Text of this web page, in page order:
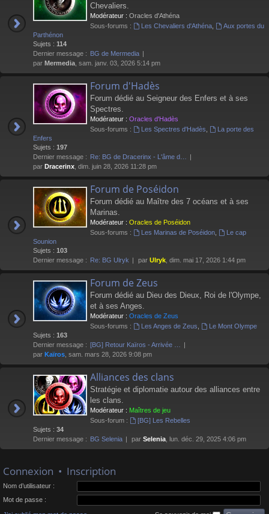
Chevaliers.
Modérateur : Oracles d'Athéna
Sous-forums :
Les Chevaliers d'Athéna,
Aux portes du
Parthénon
Sujets : 114
Dernier message : BG de Mermedia
par Mermedia , sam. janv. 03, 2026 5:14 pm
Forum d'Hadès
Forum dédié au Seigneur des Enfers et à ses
Spectres.
Modérateur : Oracles d'Hadès
Sous-forums :
Les Spectres d'Hadès
La porte des
Enfers
Sujets : 197
Dernier message : Re: BG de Dracerinx - L'âme d…
par Dracerinx , dim. juin 28, 2026 11:28 pm
Forum de Poséidon
Forum dédié au Maître des 7 océans et à ses
Marinas.
Modérateur : Oracles de Poséidon
Sous-forums :
Les Marinas de Poséidon,
Le cap
Sounion
Sujets : 103
Dernier message : Re: BG Ulryk par Ulryk , dim. mai 17, 2026 1:44 pm
Forum de Zeus
Forum dédié au Dieu des Dieux, Roi de l'Olympe,
et à ses Anges.
Modérateur : Oracles de Zeus
Sous-forums :
Les Anges de Zeus
Le Mont Olympe
Sujets : 163
Dernier message : [BG] Retour Kaïros - Arrivée …
par Kaïros , sam. mars 28, 2026 9:08 pm
Alliances des clans
Stratégie et diplomatie autour des alliances entre
les clans.
Modérateur : Maîtres de jeu
Sous-forum :
[BG] Les Rebelles
Sujets : 34
Dernier message : BG Selenia par Selenia , lun. déc. 29, 2025 4:06 pm
Connexion • Inscription
Nom d’utilisateur :
Mot de passe :